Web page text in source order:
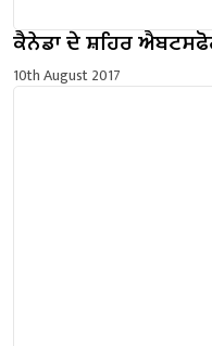
ਕੈਨੇਡਾ ਦੇ ਸ਼ਹਿਰ
10th August 2017